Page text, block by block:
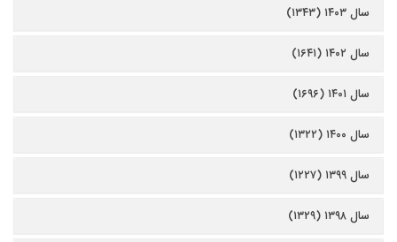
سال ۱۴۰۳ (۱۳۴۳)
سال ۱۴۰۲ (۱۶۴۱)
سال ۱۴۰۱ (۱۶۹۶)
سال ۱۴۰۰ (۱۳۲۲)
سال ۱۳۹۹ (۱۲۲۷)
سال ۱۳۹۸ (۱۳۲۹)